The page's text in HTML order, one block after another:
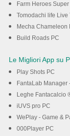
Farm Heroes
Tomodachi life Live
Mecha Chameleon
Build Roads PC
Le Migliori App su
Play Shots PC
FantaLab Manager
Leghe Fantacalcio
iUVS pro PC
WePlay - Game &
000Player PC